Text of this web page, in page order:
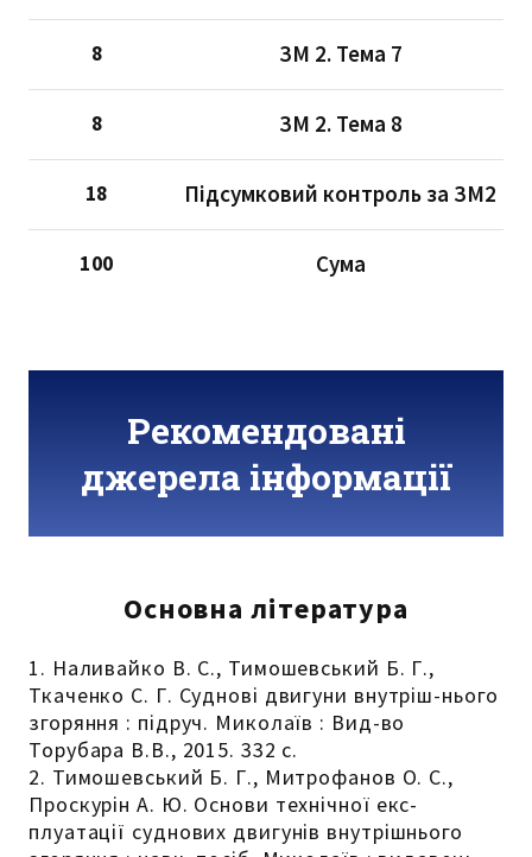
ЗМ 2. Тема 7
8
ЗМ 2. Тема 8
8
Підсумковий контроль за ЗМ2
18
Сума
100
Рекомендовані
джерела інформації
Основна література
1. Наливайко В. С., Тимошевський Б. Г.,
Ткаченко С. Г. Суднові двигуни внутріш-нього
згоряння : підруч. Миколаїв : Вид-во
Торубара В.В., 2015. 332 с.
2. Тимошевський Б. Г., Митрофанов О. С.,
Проскурін А. Ю. Основи технічної екс-
плуатації суднових двигунів внутрішнього